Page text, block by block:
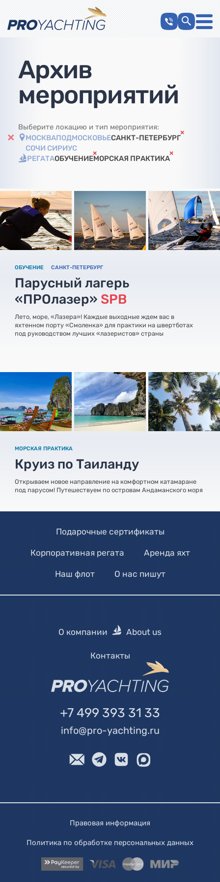
Архив
мероприятий
Выберите локацию и тип мероприятия:
МОСКВАПОДМОСКОВЬЕСАНКТ-ПЕТЕРБУРГ
СОЧИ СИРИУС
РЕГАТАОБУЧЕНИЕМОРСКАЯ ПРАКТИКА
ОБУЧЕНИЕ САНКТ-ПЕТЕРБУРГ
Парусный лагерь
«ПРОлазер» SPB
Лето, море, «Лазера»! Каждые выходные ждем вас в
яхтенном порту «Смоленка» для практики на швертботах
под руководством лучших «лазеристов» страны
МОРСКАЯ ПРАКТИКА
Круиз по Таиланду
Открываем новое направление на комфортном катамаране
под парусом! Путешествуем по островам Андаманского моря
Подарочные сертификаты
Корпоративная регата Аренда яхт
Наш флот О нас пишут
О компании About us
Контакты
+7 499 393 31 33
info@pro-yachting.ru
Правовая информация
Политика по обработке персональных данных